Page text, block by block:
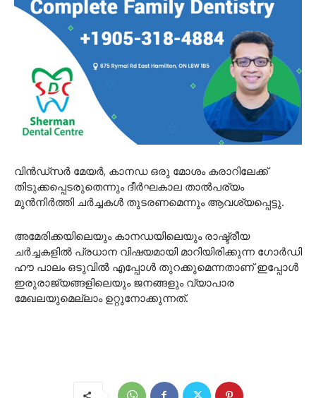
വിൻഡ്സർ മേയർ, കാനഡ ഒരു മോശം കരാറിലേക്ക്
തിടുക്കപ്പെടരുതെന്നും ദീർഘകാല താൽപര്യം
മുൻനിർത്തി ചർച്ചകൾ തുടരണമെന്നും ആവശ്യപ്പെട്ടു.
അമേരിക്കയിലെയും കാനഡയിലെയും രാഷ്ട്രീയ
ചർച്ചകളിൽ പ്രധാന വിഷയമായി മാറിയിരിക്കുന്ന ഗോർഡി
ഹൗ പാലം ഒടുവിൽ എപ്പോൾ തുറക്കുമെന്നതാണ് ഇപ്പോൾ
ഇരുരാജ്യങ്ങളിലെയും ജനങ്ങളും വ്യാപാര
മേഖലയുമെല്ലാം ഉറ്റുനോക്കുന്നത്.